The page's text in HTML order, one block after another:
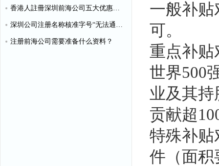
一般补贴
可。
重点补贴
世界500
业及其持
贡献超
特殊补贴
件（面积
香港人註冊深圳前海公司五大优惠政策
深圳公司注册名称核准字号“无法通过”怎么办？
注册前海公司需要准备什么资料？